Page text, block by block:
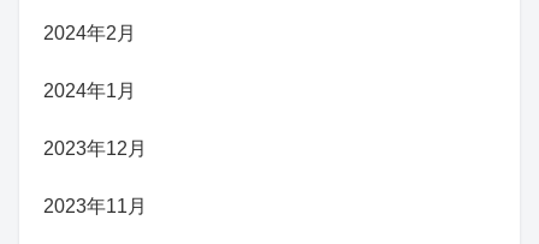
2024年2月
2024年1月
2023年12月
2023年11月